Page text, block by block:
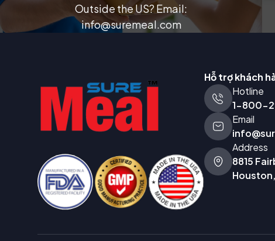
Outside the US? Email:
info@suremeal.com
Hỗ trợ khách
Hotline
1-800-
Email
Address
8815